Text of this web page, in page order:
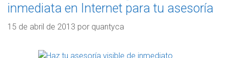
inmediata en Internet para tu asesoría
15 de abril de 2013 por quantyca